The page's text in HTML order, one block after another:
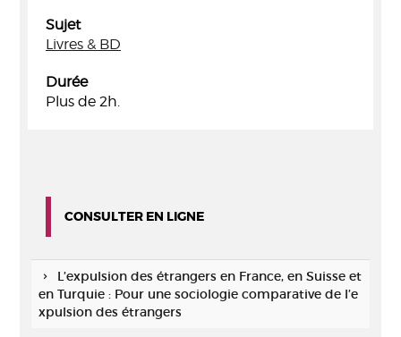
Sujet
Livres & BD
Durée
Plus de 2h.
CONSULTER EN LIGNE
L’expulsion des étrangers en France, en Suisse et
en Turquie : Pour une sociologie comparative de l’e
xpulsion des étrangers